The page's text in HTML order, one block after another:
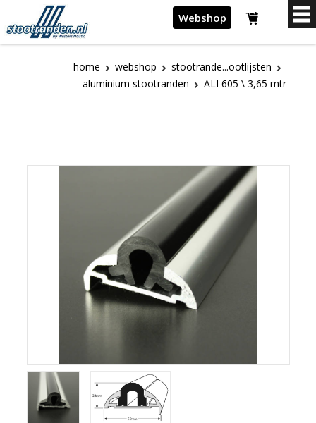
Webshop
home webshop
stootrande...ootlijsten
aluminium stootranden
ALI 605 \ 3,65 mtr